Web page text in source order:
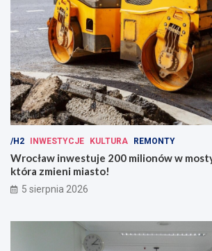
/H2 INWESTYCJE KULTURA REMONTY
Wrocław inwestuje 200 milionów w
która zmieni miasto!
5 sierpnia 2026